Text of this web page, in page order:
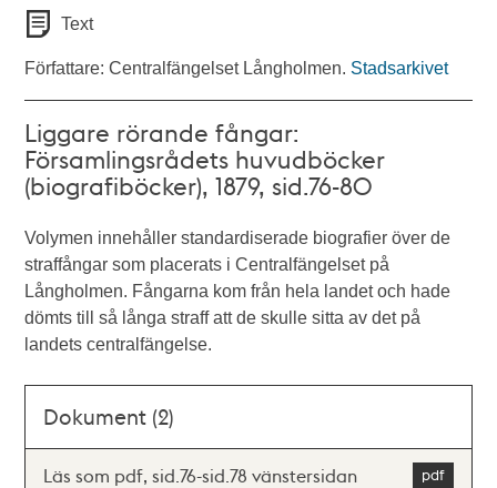
Text
Författare: Centralfängelset Långholmen. Stadsarkivet
Liggare rörande fångar:
Församlingsrådets huvudböcker
(biografiböcker), 1879, sid.76-80
Volymen innehåller standardiserade biografier över de
straffångar som placerats i Centralfängelset på
Långholmen. Fångarna kom från hela landet och hade
dömts till så långa straff att de skulle sitta av det på
landets centralfängelse.
Dokument (2)
Läs som pdf, sid.76-sid.78 vänstersidan